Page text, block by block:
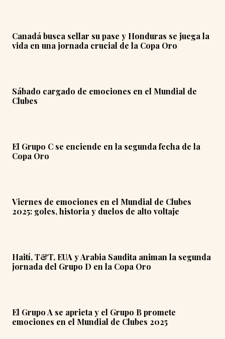
Canadá busca sellar su pase y Honduras se juega la
vida en una jornada crucial de la Copa Oro
Sábado cargado de emociones en el Mundial de
Clubes
El Grupo C se enciende en la segunda fecha de la
Copa Oro
Viernes de emociones en el Mundial de Clubes
2025: goles, historia y duelos de alto voltaje
Haití, T&T, EUA y Arabia Saudita animan la segunda
jornada del Grupo D en la Copa Oro
El Grupo A se aprieta y el Grupo B promete
emociones en el Mundial de Clubes 2025